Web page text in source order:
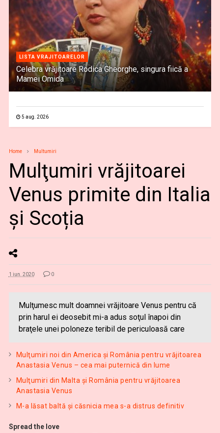
LISTA VRAJITOARELOR
Celebra vrăjitoare Rodica Gheorghe, singura fiică a
Mamei Omida
5 aug. 2026
Home Multumiri
Mulţumiri vrăjitoarei
Venus primite din Italia
și Scoția
1 iun. 2020 0
Mulţumesc mult doamnei vrăjitoare Venus pentru că
prin harul ei deosebit mi-a adus soţul înapoi din
braţele unei poloneze teribil de periculoasă care
Mulţumiri noi din America și România pentru vrăjitoarea
Anastasia Venus – cea mai puternică din lume
Mulţumiri din Malta și România pentru vrăjitoarea
Anastasia Venus
M-a lăsat baltă și căsnicia mea s-a distrus definitiv
Spread the love